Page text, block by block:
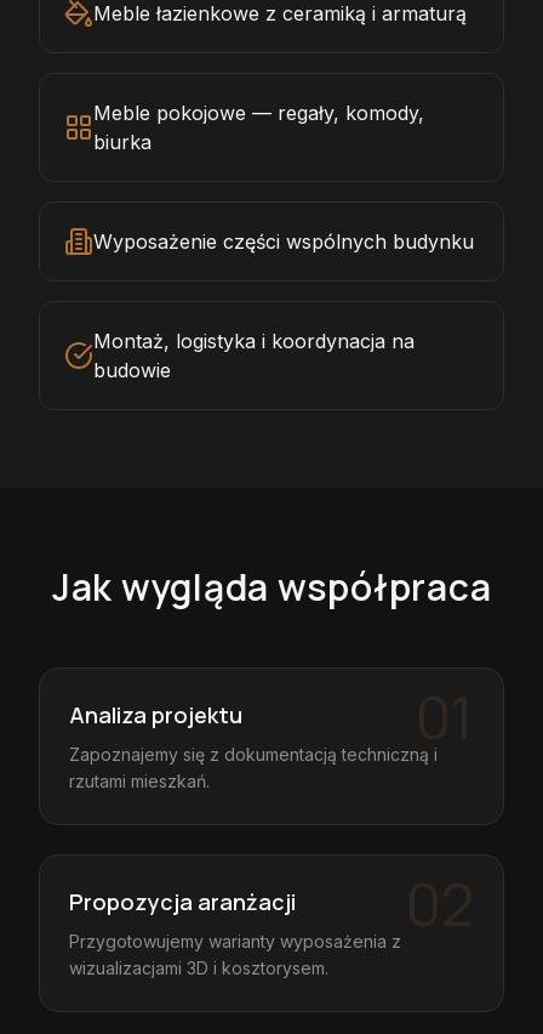
Meble łazienkowe z ceramiką i armaturą
Meble pokojowe — regały, komody,
biurka
Wyposażenie części wspólnych budynku
Montaż, logistyka i koordynacja na
budowie
Jak wygląda współpraca
01
Analiza projektu
Zapoznajemy się z dokumentacją techniczną i
rzutami mieszkań.
02
Propozycja aranżacji
Przygotowujemy warianty wyposażenia z
wizualizacjami 3D i kosztorysem.